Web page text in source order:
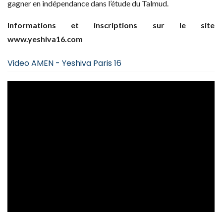
gagner en indépendance dans l’étude du Talmud.
Informations et inscriptions sur le site
www.yeshiva16.com
Video AMEN - Yeshiva Paris 16